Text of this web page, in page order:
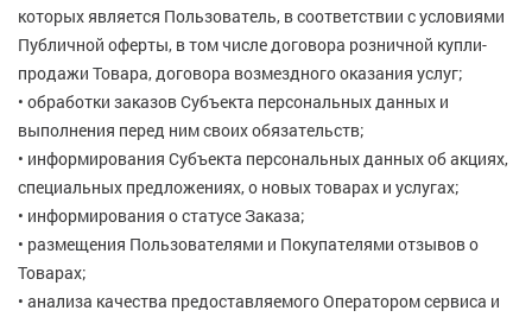
которых является Пользователь, в соответствии с условиями
Публичной оферты, в том числе договора розничной купли-
продажи Товара, договора возмездного оказания услуг;
• обработки заказов Субъекта персональных данных и
выполнения перед ним своих обязательств;
• информирования Субъекта персональных данных об акциях,
специальных предложениях, о новых товарах и услугах;
• информирования о статусе Заказа;
• размещения Пользователями и Покупателями отзывов о
Товарах;
• анализа качества предоставляемого Оператором сервиса и